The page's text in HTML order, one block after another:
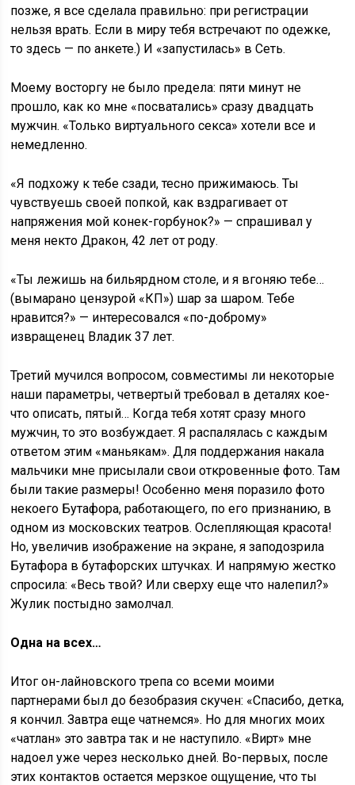
позже, я все сделала правильно: при регистрации
нельзя врать. Если в миру тебя встречают по одежке,
то здесь — по анкете.) И «запустилась» в Сеть.
Моему восторгу не было предела: пяти минут не
прошло, как ко мне «посватались» сразу двадцать
мужчин. «Только виртуального секса» хотели все и
немедленно.
«Я подхожу к тебе сзади, тесно прижимаюсь. Ты
чувствуешь своей попкой, как вздрагивает от
напряжения мой конек-горбунок?» — спрашивал у
меня некто Дракон, 42 лет от роду.
«Ты лежишь на бильярдном столе, и я вгоняю тебе…
(вымарано цензурой «КП») шар за шаром. Тебе
нравится?» — интересовался «по-доброму»
извращенец Владик 37 лет.
Третий мучился вопросом, совместимы ли некоторые
наши параметры, четвертый требовал в деталях кое-
что описать, пятый… Когда тебя хотят сразу много
мужчин, то это возбуждает. Я распалялась с каждым
ответом этим «маньякам». Для поддержания накала
мальчики мне присылали свои откровенные фото. Там
были такие размеры! Особенно меня поразило фото
некоего Бутафора, работающего, по его признанию, в
одном из московских театров. Ослепляющая красота!
Но, увеличив изображение на экране, я заподозрила
Бутафора в бутафорских штучках. И напрямую жестко
спросила: «Весь твой? Или сверху еще что налепил?»
Жулик постыдно замолчал.
Одна на всех…
Итог он-лайновского трепа со всеми моими
партнерами был до безобразия скучен: «Спасибо, детка,
я кончил. Завтра еще чатнемся». Но для многих моих
«чатлан» это завтра так и не наступило. «Вирт» мне
надоел уже через несколько дней. Во-первых, после
этих контактов остается мерзкое ощущение, что ты